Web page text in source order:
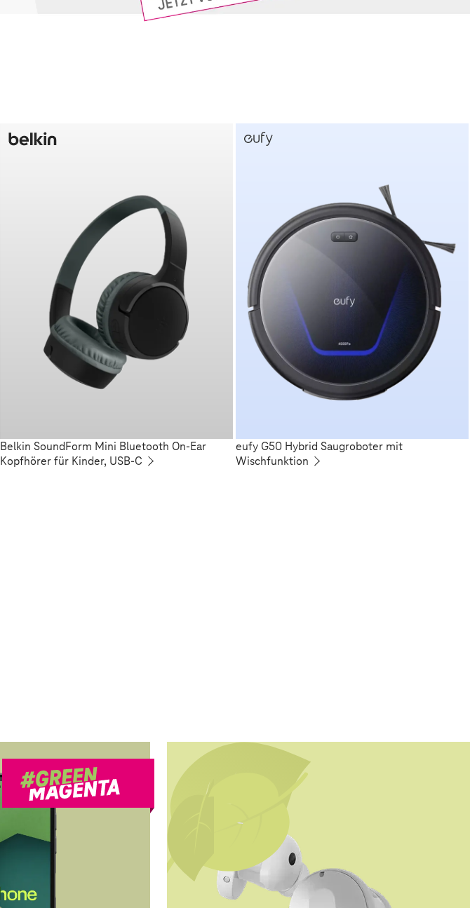
Belkin SoundForm Mini Bluetooth On-Ear
Kopfhörer für Kinder, USB-C
eufy G50 Hybrid Saugroboter mit
Wischfunktion